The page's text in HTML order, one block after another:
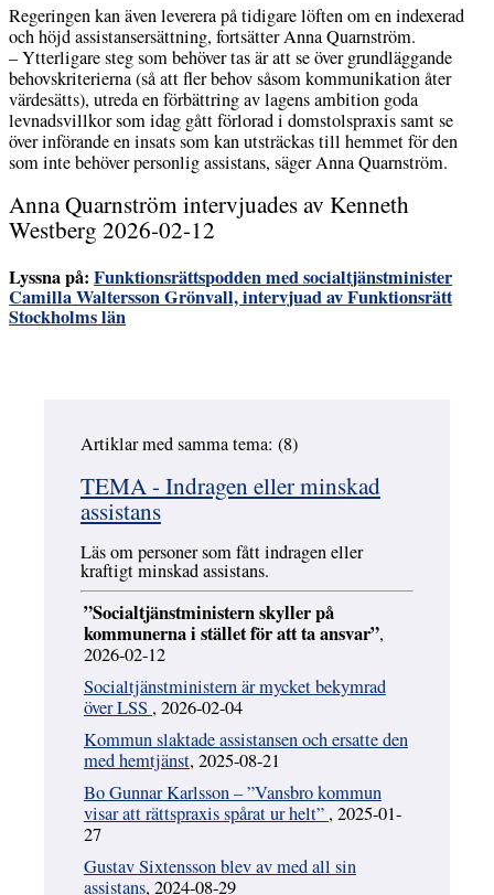
Regeringen kan även leverera på tidigare löften om en indexerad
och höjd assistansersättning, fortsätter Anna Quarnström.
– Ytterligare steg som behöver tas är att se över grundläggande
behovskriterierna (så att fler behov såsom kommunikation åter
värdesätts), utreda en förbättring av lagens ambition goda
levnadsvillkor som idag gått förlorad i domstolspraxis samt se
över införande en insats som kan utsträckas till hemmet för den
som inte behöver personlig assistans, säger Anna Quarnström.
Anna Quarnström intervjuades av Kenneth
Westberg 2026-02-12
Lyssna på:Funktionsrättspodden med socialtjänstminister
Camilla Waltersson Grönvall, intervjuad av Funktionsrätt
Stockholms län
Artiklar med samma tema: (8)
TEMA - Indragen eller minskad
assistans
Läs om personer som fått indragen eller
kraftigt minskad assistans.
”Socialtjänstministern skyller på
kommunerna i stället för att ta ansvar”,
2026-02-12
Socialtjänstministern är mycket bekymrad
över LSS , 2026-02-04
Kommun slaktade assistansen och ersatte den
med hemtjänst, 2025-08-21
Bo Gunnar Karlsson – ”Vansbro kommun
visar att rättspraxis spårat ur helt” , 2025-01-
27
Gustav Sixtensson blev av med all sin
assistans, 2024-08-29